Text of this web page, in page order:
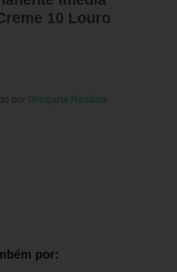
10 Louro
por Drogaria Rosário
por: